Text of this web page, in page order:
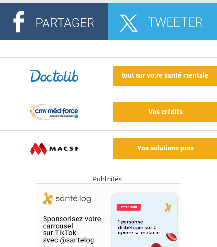
tout sur votre santé mentale
Vos crédits
Vos solutions pros
Publicités :